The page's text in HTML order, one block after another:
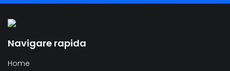
Navigare rapida
Home